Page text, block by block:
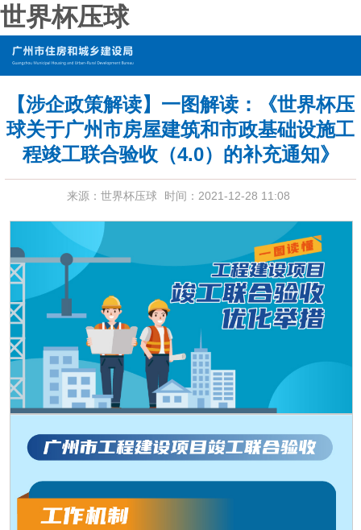
世界杯压球
【涉企政策解读】一图解读：《世界杯压
球关于广州市房屋建筑和市政基础设施工
程竣工联合验收（4.0）的补充通知》
来源：世界杯压球 时间： 2021-12-28 11:08